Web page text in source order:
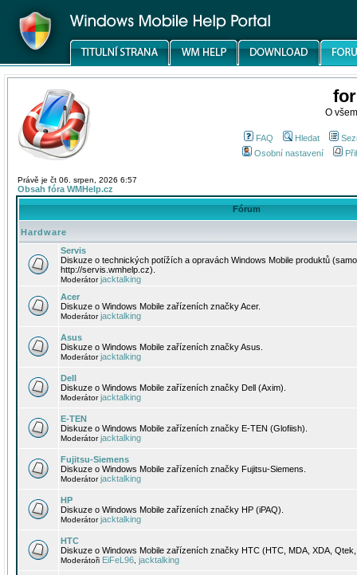
O
FAQ Hledat
Osobní nastavení
Právě je čt 06. srpen, 2026 6:57
Obsah fóra WMHelp.cz
Fórum
Hardware
Servis
Diskuze o technických potížích a opravách Windows Mobile produktů
http://servis.wmhelp.cz).
Moderátorjacktalking
Acer
Diskuze o Windows Mobile zařízeních značky Acer.
Moderátorjacktalking
Asus
Diskuze o Windows Mobile zařízeních značky Asus.
Moderátorjacktalking
Dell
Diskuze o Windows Mobile zařízeních značky Dell (Axim).
Moderátorjacktalking
E-TEN
Diskuze o Windows Mobile zařízeních značky E-TEN (Glofiish).
Moderátorjacktalking
Fujitsu-Siemens
Diskuze o Windows Mobile zařízeních značky Fujitsu-Siemens.
Moderátorjacktalking
HP
Diskuze o Windows Mobile zařízeních značky HP (iPAQ).
Moderátorjacktalking
HTC
Diskuze o Windows Mobile zařízeních značky HTC (HTC, MDA, XDA,
Moderátoři EiFeL96 jacktalking